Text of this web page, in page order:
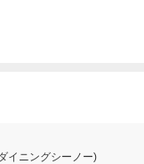
イニングシーノー)